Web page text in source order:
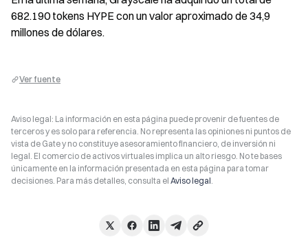
682.190 tokens HYPE con un valor aproximado de 34,9
millones de dólares.
Ver fuente
Aviso legal: La información en esta página puede provenir de fuentes de
terceros y es solo para referencia. No representa las opiniones ni puntos de
vista de Gate y no constituye asesoramiento financiero, de inversión ni
legal. El comercio de activos virtuales implica un alto riesgo. No te bases
únicamente en la información presentada en esta página para tomar
decisiones. Para más detalles, consulta el Aviso legal.